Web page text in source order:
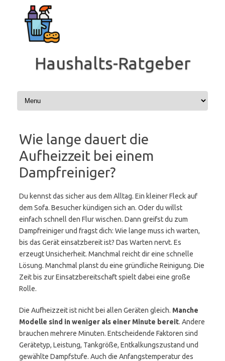
Inhalt
springen
Haushalts-Ratgeber
Wie lange dauert die
Aufheizzeit bei einem
Dampfreiniger?
Du kennst das sicher aus dem Alltag. Ein kleiner Fleck auf
dem Sofa. Besucher kündigen sich an. Oder du willst
einfach schnell den Flur wischen. Dann greifst du zum
Dampfreiniger und fragst dich: Wie lange muss ich warten,
bis das Gerät einsatzbereit ist? Das Warten nervt. Es
erzeugt Unsicherheit. Manchmal reicht dir eine schnelle
Lösung. Manchmal planst du eine gründliche Reinigung. Die
Zeit bis zur Einsatzbereitschaft spielt dabei eine große
Rolle.
Die Aufheizzeit ist nicht bei allen Geräten gleich. Manche
Modelle sind in weniger als einer Minute bereit. Andere
brauchen mehrere Minuten. Entscheidende Faktoren sind
Gerätetyp, Leistung, Tankgröße, Entkalkungszustand und
gewählte Dampfstufe. Auch die Anfangstemperatur des